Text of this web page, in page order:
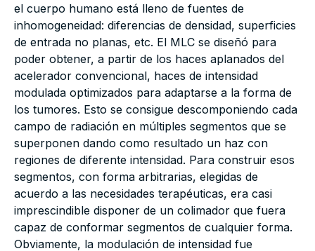
el cuerpo humano está lleno de fuentes de
inhomogeneidad: diferencias de densidad, superficies
de entrada no planas, etc. El MLC se diseñó para
poder obtener, a partir de los haces aplanados del
acelerador convencional, haces de intensidad
modulada optimizados para adaptarse a la forma de
los tumores. Esto se consigue descomponiendo cada
campo de radiación en múltiples segmentos que se
superponen dando como resultado un haz con
regiones de diferente intensidad. Para construir esos
segmentos, con forma arbitrarias, elegidas de
acuerdo a las necesidades terapéuticas, era casi
imprescindible disponer de un colimador que fuera
capaz de conformar segmentos de cualquier forma.
Obviamente, la modulación de intensidad fue